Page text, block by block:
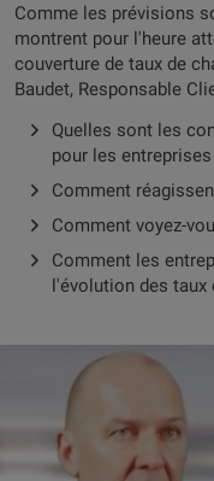
Comme les prévisions
montrent pour l'heure
couverture de taux de
Baudet, Responsable
Quelles sont les
pour les
Comment
Comment voyez-
Comment les
l'évolution des taux